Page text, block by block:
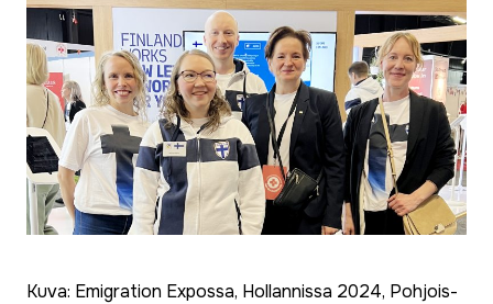
Kuva: Emigration Expossa, Hollannissa 2024, Pohjois-